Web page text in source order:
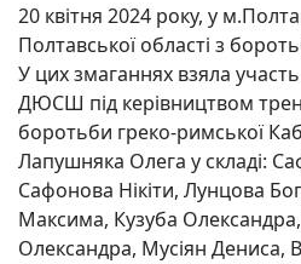
20 квітня 2024 року, у
Полтавської області з
У цих змаганнях взяла
ДЮСШ під керівництвом
боротьби греко-римської
Лапушняка Олега у складі:
Сафонова Нікіти, Лунцова
Максима, Кузуба
Олександра, Мусіян Дениса,